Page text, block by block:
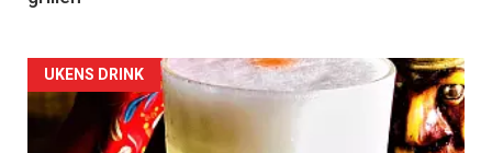
Forsiden
akkurat
UKENS DRINK